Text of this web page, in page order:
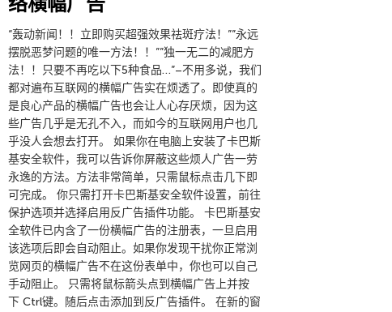
“轰动新闻！！立即购买超强效果祛斑疗法！””永远
摆脱恶梦问题的唯一方法！！””独一无二的减肥方
法！！只要不再吃以下5种食品…”–不用多说，我们
都对遍布互联网的横幅广告实在烦透了。即使真的
是良心产品的横幅广告也会让人心存厌烦，因为这
些广告几乎是无孔不入，而如今的互联网用户也几
乎没人会想去打开。 如果你在电脑上安装了卡巴斯
基安全软件，我可以告诉你屏蔽这些烦人广告一劳
永逸的方法。方法非常简单，只需鼠标点击几下即
可完成。 你只需打开卡巴斯基安全软件设置，前往
保护选项并选择启用反广告插件功能。 卡巴斯基安
全软件已内含了一份横幅广告的注册表，一旦启用
该选项后即会自动阻止。如果你发现干扰你正常浏
览网页的横幅广告不在这份表单中，你也可以自己
手动阻止。 只需将鼠标箭头点到横幅广告上并按
下 Ctrl键。随后点击添加到反广告插件。 在新的窗